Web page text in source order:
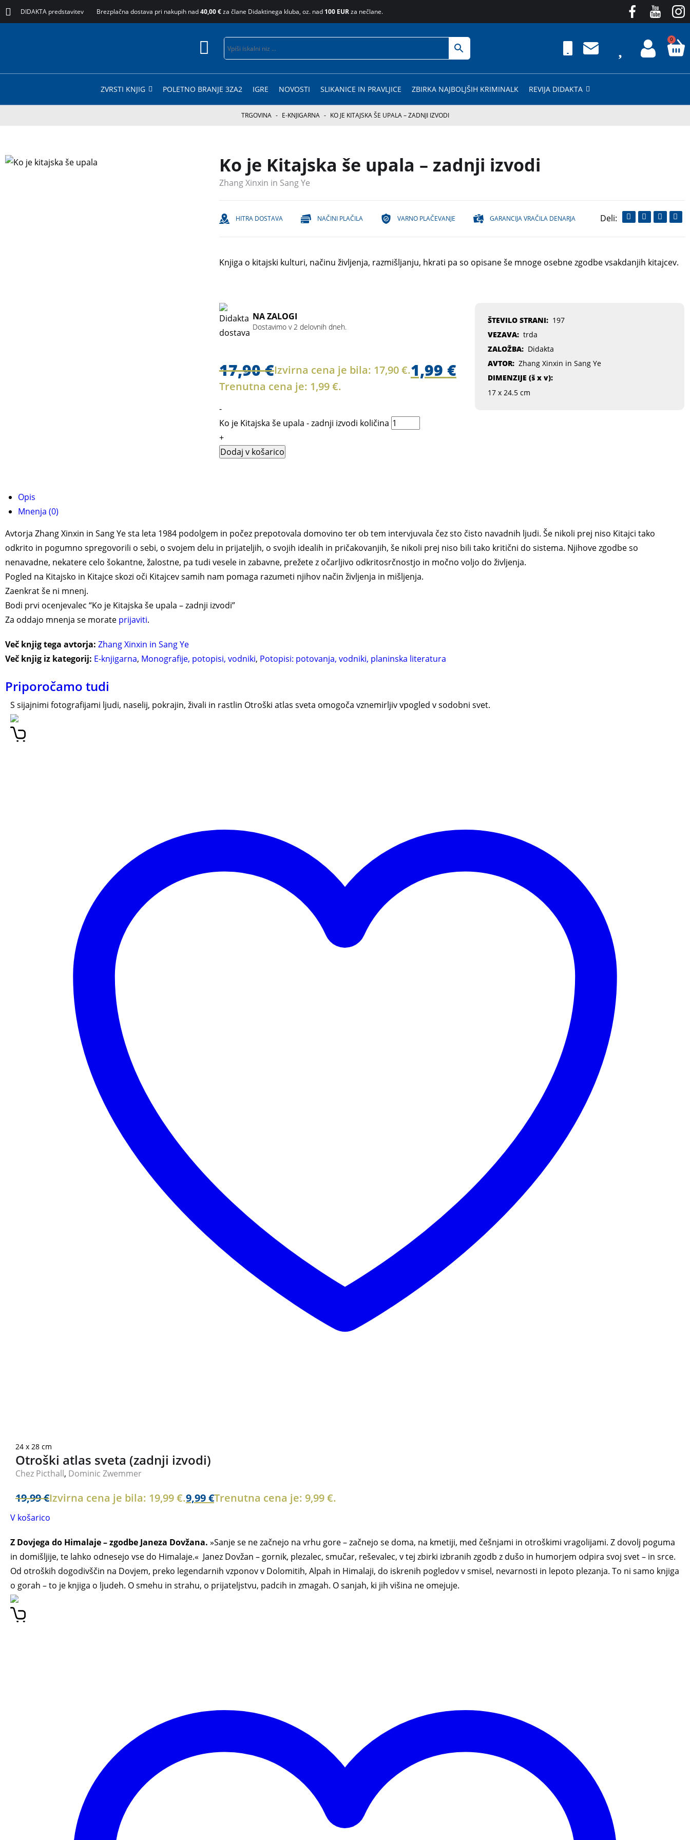
DIDAKTA predstavitev Brezplačna dostava pri nakupih nad40,00 €za člane Didaktinega kluba, oz. nad 100 EURza nečlane.
0
ZVRSTI KNJIG POLETNO BRANJE 3ZA2 IGRE NOVOSTI SLIKANICE IN PRAVLJICE ZBIRKA NAJBOLJŠIH KRIMINALK REVIJA DIDAKTA
TRGOVINA - E-KNJIGARNA - KO JE KITAJSKA ŠE UPALA – ZADNJI IZVODI
Ko je Kitajska še upala – zadnji izvodi
Zhang Xinxin in Sang Ye
HITRA DOSTAVA NAČINI PLAČILA VARNO PLAČEVANJE GARANCIJA VRAČILA DENARJA
Knjiga o kitajski kulturi, načinu življenja, razmišljanju, hkrati pa so opisane še mnoge osebne zgodbe vsakdanjih kitajcev.
NA ZALOGI
Dostavimo v 2 delovnih dneh.
17,90€Izvirna cena je bila: 17,90 €.1,99 €
Trenutna cena je: 1,99 €.
-
Ko je Kitajska še upala - zadnji izvodi količina
+
Dodaj v košarico
ŠTEVILO STRANI: 197
VEZAVA: trda
ZALOŽBA: Didakta
AVTOR: Zhang Xinxin in Sang Ye
DIMENZIJE (š x v):
17 x 24.5 cm
Opis
Mnenja (0)
Avtorja Zhang Xinxin in Sang Ye sta leta 1984 podolgem in počez prepotovala domovino ter ob tem intervjuvala čez sto čisto navadnih ljudi. Še nikoli prej niso Kitajci tako
odkrito in pogumno spregovorili o sebi, o svojem delu in prijateljih, o svojih idealih in pričakovanjih, še nikoli prej niso bili tako kritični do sistema. Njihove zgodbe so
nenavadne, nekatere celo šokantne, žalostne, pa tudi vesele in zabavne, prežete z očarljivo odkritosrčnostjo in močno voljo do življenja.
Pogled na Kitajsko in Kitajce skozi oči Kitajcev samih nam pomaga razumeti njihov način življenja in mišljenja.
Zaenkrat še ni mnenj.
Bodi prvi ocenjevalec “Ko je Kitajska še upala – zadnji izvodi”
Za oddajo mnenja se morate prijaviti.
Več knjig tega avtorja: Zhang Xinxin in Sang Ye
Več knjig iz kategorij: E-knjigarna, Monografije, potopisi, vodniki, Potopisi: potovanja, vodniki, planinska literatura
Priporočamo tudi
S sijajnimi fotografijami ljudi, naselij, pokrajin, živali in rastlin Otroški atlas sveta omogoča vznemirljiv vpogled v sodobni svet.
24 x 28 cm
Otroški atlas sveta (zadnji izvodi)
Chez Picthall, Dominic Zwemmer
19,99€Izvirna cena je bila: 19,99 €.9,99€Trenutna cena je: 9,99 €.
V košarico
Z Dovjega do Himalaje – zgodbe Janeza Dovžana. »Sanje se ne začnejo na vrhu gore – začnejo se doma, na kmetiji, med češnjami in otroškimi vragolijami. Z dovolj poguma
in domišljije, te lahko odnesejo vse do Himalaje.« Janez Dovžan – gornik, plezalec, smučar, reševalec, v tej zbirki izbranih zgodb z dušo in humorjem odpira svoj svet – in srce.
Od otroških dogodivščin na Dovjem, preko legendarnih vzponov v Dolomitih, Alpah in Himalaji, do iskrenih pogledov v smisel, nevarnosti in lepoto plezanja. To ni samo knjiga
o gorah – to je knjiga o ljudeh. O smehu in strahu, o prijateljstvu, padcih in zmagah. O sanjah, ki jih višina ne omejuje.